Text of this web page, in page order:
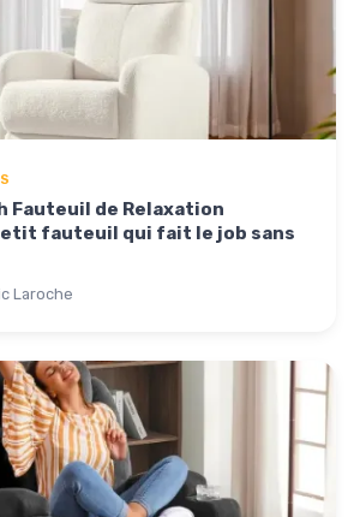
Fauteuil de Relaxation
fauteuil qui fait le job sans
Laroche